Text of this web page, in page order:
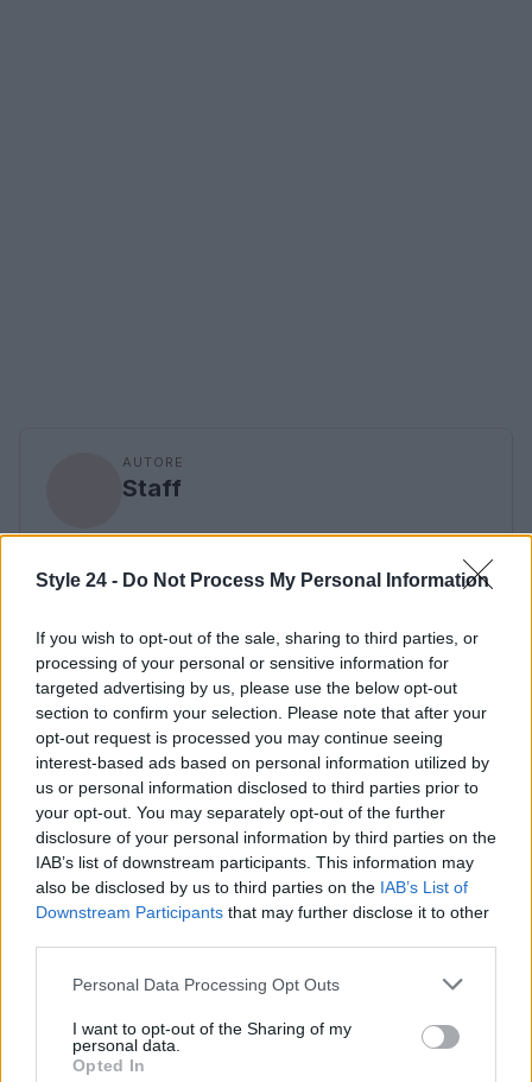
Style 24 - Do Not Process My Personal Information
If you wish to opt-out of the sale, sharing to third parties, or
processing of your personal or sensitive information for
targeted advertising by us, please use the below opt-out
section to confirm your selection. Please note that after your
opt-out request is processed you may continue seeing
interest-based ads based on personal information utilized by
us or personal information disclosed to third parties prior to
your opt-out. You may separately opt-out of the further
disclosure of your personal information by third parties on the
IAB’s list of downstream participants. This information may
also be disclosed by us to third parties on the IAB’s List of
Downstream Participants that may further disclose it to other
Please note that this website/app uses one or more Google
not limited to your visit or usage behaviour. You may click to
grant or deny consent to Google and its third-party tags to
Personal Data Processing Opt Outs
I want to opt-out of the Sharing of my
personal data.
Opted In
AUTORE
Staff